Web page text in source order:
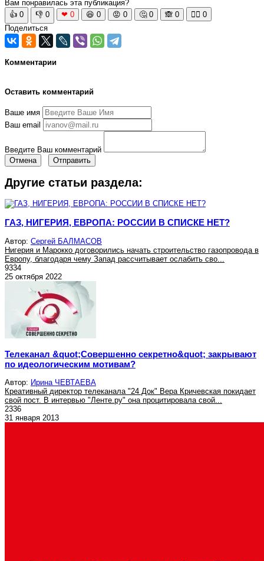
Вам понравилась эта публикация?
👍 0 👎 0 ❤ 0 😆 0 😡 0 🤔 0 🙈 0 🧘‍♀️ 0
Поделиться
Комментарии
Оставить комментарий
Ваше имя
Ваш email
Введите Ваш комментарий
Отмена
Отправить
Другие статьи раздела:
ГАЗ, НИГЕРИЯ, ЕВРОПА: РОССИИ В СПИСКЕ НЕТ?
Автор: Сергей БАЛМАСОВ
Нигерия и Марокко договорились начать строительство газопровода в
Европу, благодаря чему Запад рассчитывает ослабить сво...
9334
25 октября 2022
Телеканал &quot;Совершенно секретно&quot; закрывают
по идеологическим мотивам?
Автор: Ирина ЧЕВТАЕВА
Креативный директор телеканала "24 Док" Вера Кричевская покидает
свой пост. В интервью "Ленте.ру" она процитировала свой...
2336
31 января 2013